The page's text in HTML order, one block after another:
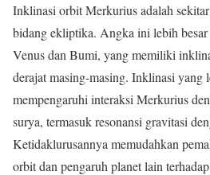
Inklinasi orbit Merkurius adalah
bidang ekliptika. Angka ini lebih
Venus dan Bumi, yang memiliki
derajat masing-masing. Inklinasi yang
mempengaruhi interaksi Merkurius
surya, termasuk resonansi gravitasi
Ketidaklurusannya memudahkan
orbit dan pengaruh planet lain